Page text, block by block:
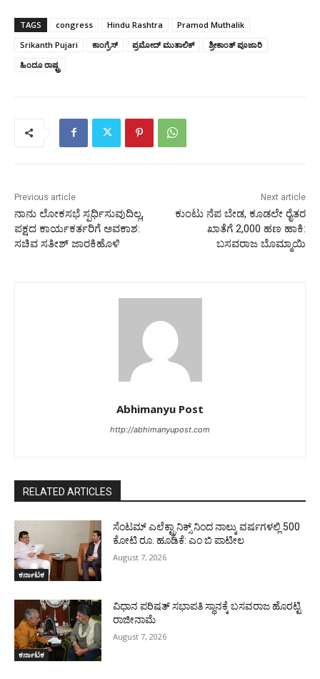
TAGS congress Hindu Rashtra
Pramod Muthalik
Srikanth Pujari
ಕಾಂಗ್ರೆಸ್‌ ಪ್ರಮೋದ್ ಮುತಾಲಿಕ್
ಶ್ರೀಕಾಂತ್‌ ಪೂಜಾರಿ
ಹಿಂದೂ ರಾಷ್ಟ್ರ
Previous article
ನಾನು ಲೋಕಸಭೆ ಸ್ಪರ್ಧಿಸುವುದಿಲ್ಲ,
ಪಕ್ಷದ ಕಾರ್ಯಕರ್ತರಿಗೆ ಅವಕಾಶ:
ಸಚಿವ ಸತೀಶ್​​​ ಜಾರಕಿಹೊಳಿ
Next article
ಕುಂಟು ನೆಪ ಬೇಡ, ಕೂಡಲೇ ರೈತರ
ಖಾತೆಗೆ 2,000 ಹಣ ಹಾಕಿ:
ಬಸವರಾಜ ಬೊಮ್ಮಾಯಿ
Abhimanyu Post
http://abhimanyupost.com
RELATED ARTICLES
ಕರ್ನಾಟಕ
ಸೆಂಟಮ್ ಎಲೆಕ್ಟ್ರಾನಿಕ್ಸ್ ನಿಂದ ನಾಲ್ಕು ವರ್ಷಗಳಲ್ಲಿ 500
ಕೋಟಿ ರೂ. ಹೂಡಿಕೆ: ಎಂ ಬಿ ಪಾಟೀಲ
August 7, 2026
ಕರ್ನಾಟಕ
ವಿಧಾನ ಪರಿಷತ್ ಸಭಾಪತಿ ಸ್ಥಾನಕ್ಕೆ ಬಸವರಾಜ ಹೊರಟ್ಟಿ
ರಾಜೀನಾಮೆ
August 7, 2026